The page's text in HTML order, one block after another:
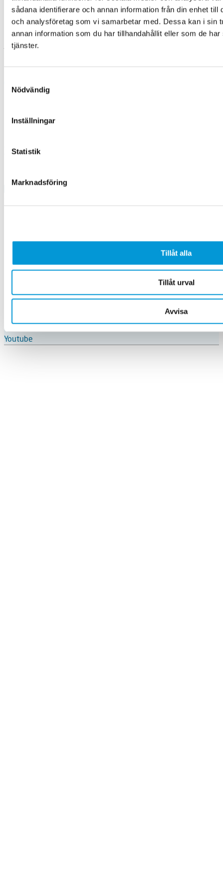
sådana identifierare och annan information från din enhet till
och analysföretag som vi samarbetar med. Dessa kan i sin
annan information som du har tillhandahållit eller som de
tjänster.
Nödvändig
Inställningar
Statistik
Marknadsföring
Tillåt alla
Tillåt urval
Avvisa
läkt uthelt, visar en studie. En annan orsak till att fettkuddar
bildas är att nålen inte byts efter varje stick. Många personer
med diabetes, 40 procent, återanvänder pennkanyler.
– De är engångsmaterial och gratis för patienten, så använd
121 16 JOHANNESHOV
Ge en gåva
Forskning
Butik
Följ oss på
Facebook
LinkedIn
Youtube